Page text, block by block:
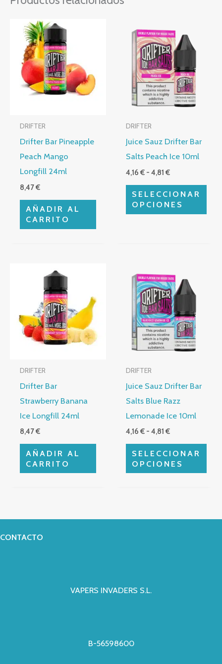
DRIFTER
Drifter Bar Pineapple
Peach Mango
Longfill 24ml
8,47€
AÑADIR AL
CARRITO
DRIFTER
Juice Sauz Drifter Bar
Salts Peach Ice 10ml
4,16€ - 4,81€
de
precios:
desde
4,16 €
hasta
4,81 €
SELECCIONAR
OPCIONES
producto
tiene
múltiples
variantes.
Las
se
pueden
elegir
en
página
DRIFTER
Drifter Bar
Strawberry Banana
Ice Longfill 24ml
8,47€
AÑADIR AL
CARRITO
DRIFTER
Juice Sauz Drifter Bar
Salts Blue Razz
Lemonade Ice 10ml
4,16€ - 4,81€
de
precios:
desde
4,16 €
hasta
4,81 €
SELECCIONAR
OPCIONES
producto
tiene
múltiples
variantes.
Las
se
pueden
elegir
en
la
página
de
CONTACTO
VAPERS INVADERS S.L.
B-56598600